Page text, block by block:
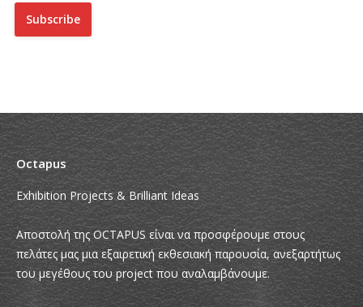
Octapus
Exhibition Projects & Brilliant Ideas
Αποστολή της OCTAPUS είναι να προσφέρουμε στους
πελάτες μας μια εξαιρετική εκθεσιακή παρουσία, ανεξαρτήτως
του μεγέθους του project που αναλαμβάνουμε.